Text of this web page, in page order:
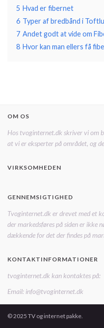
5 Hvad er fibernet
6 Typer af bredbånd i
7 Andet godt at vide om
8 Hvor kan man ellers få
OM OS
Hos tvoginternet.dk skriver vi om
at vi er eksperter på området, og
VIRKSOMHEDEN
GENNEMSIGTIGHED
Tvoginternet.dk er drevet med et
der markedsføres på siden er ikke
dækkende for det der findes på
KONTAKTINFORMATIONER
tvoginternet.dk kan kontaktes på:
Email: info@tvoginternet.dk
© 2025 TV og internet pakke.